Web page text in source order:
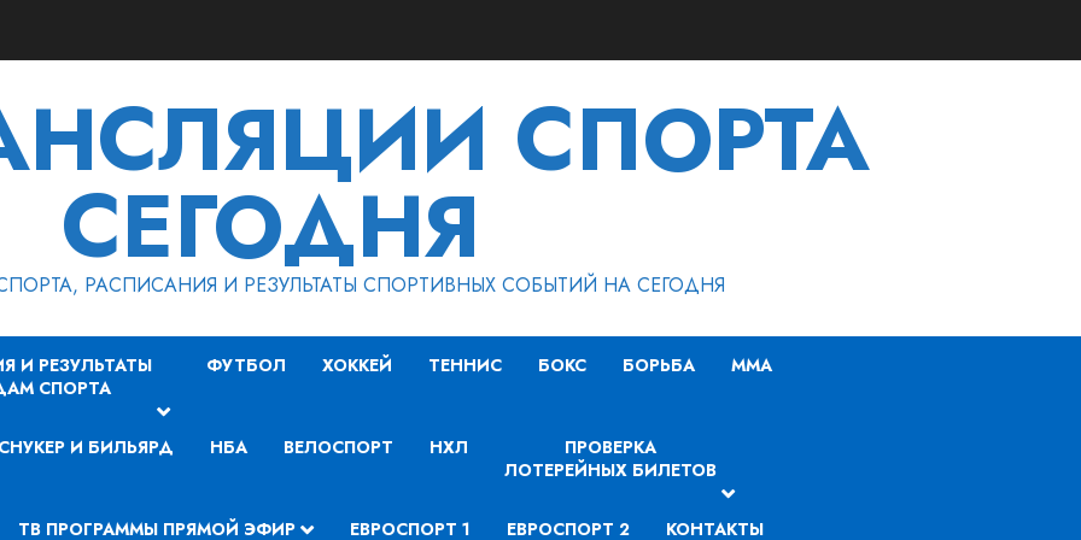
СПОРТА
СЕГОДНЯ
РАСПИСАНИЯ И РЕЗУЛЬТАТЫ СПОРТИВНЫХ СОБЫТИЙ НА СЕГОДНЯ
И РЕЗУЛЬТАТЫ
СПОРТА
ФУТБОЛ ХОККЕЙ ТЕННИС БОКС БОРЬБА MMA
СНУКЕР И БИЛЬЯРД НБА ВЕЛОСПОРТ НХЛ
ПРОВЕРКА
ЛОТЕРЕЙНЫХ БИЛЕТОВ
ТВ ПРОГРАММЫ ПРЯМОЙ ЭФИР ЕВРОСПОРТ 1 ЕВРОСПОРТ 2 КОНТАКТЫ